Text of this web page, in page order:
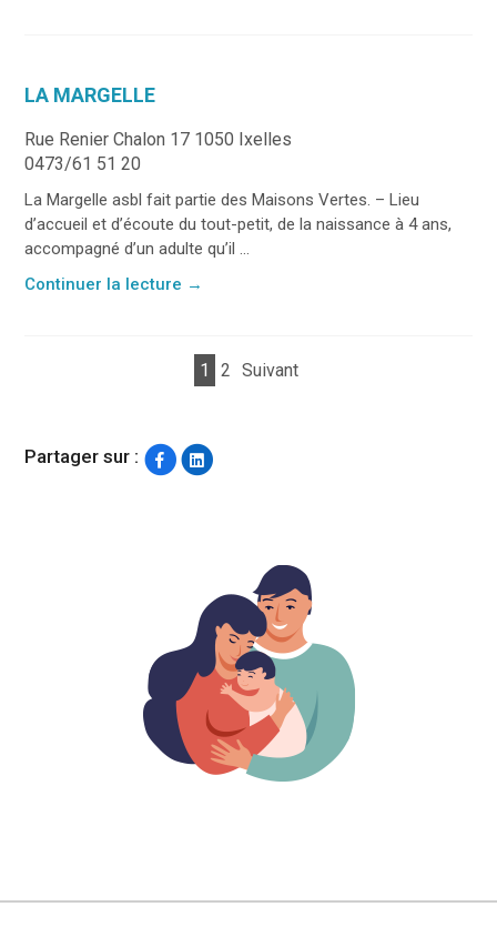
LA MARGELLE
Rue Renier Chalon 17 1050 Ixelles
0473/61 51 20
La Margelle asbl fait partie des Maisons Vertes. – Lieu
d’accueil et d’écoute du tout-petit, de la naissance à 4 ans,
accompagné d’un adulte qu’il ...
Continuer la lecture →
1 2 Suivant
Partager sur :